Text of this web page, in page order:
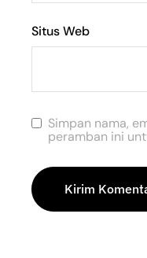
Situs Web
Simpan nama,
peramban ini
Kirim